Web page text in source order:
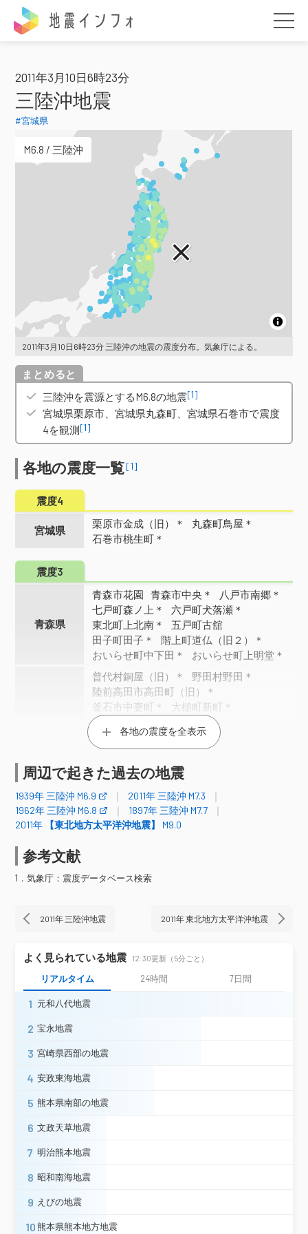
2011年3月10日6時23分
三陸沖地震
#宮城県
M6.8 / 三陸沖
2011年3月10日6時23分 三陸沖の地震の震度分布。気象庁による。
概要
三陸沖を震源とするM6.8の地震[1]
宮城県栗原市、宮城県丸森町、宮城県石巻市で震度
4を観測[1]
各地の震度一覧[1]
震度4
宮城県
栗原市金成（旧）＊
丸森町鳥屋＊
石巻市桃生町＊
震度3
青森県
青森市花園 青森市中央＊
八戸市南郷＊
七戸町森ノ上＊
六戸町犬落瀬＊
東北町上北南＊
五戸町古舘
田子町田子＊
階上町道仏（旧２）＊
おいらせ町中下田＊
おいらせ町上明堂＊
岩手県
普代村銅屋（旧）＊
野田村野田＊
陸前高田市高田町（旧）＊
釜石市中妻町＊
大槌町新町＊
盛岡市山王町
盛岡市薮川＊
盛岡市渋民＊ 二戸市福岡
二戸市石切所（旧）＊ 二戸市浄法寺町＊
八幡平市田頭＊ 矢巾町南矢幅（旧）＊
紫波町日詰＊
滝沢市鵜飼＊
花巻市石鳥谷町＊ 花巻市材木町（旧）＊
北上市柳原町 北上市相去町＊
遠野市松崎町＊ 一関市花泉町（旧）＊
奥州市胆沢区（旧）＊
涌谷町新町裏
栗原市栗駒
栗原市高清水（旧）＊
栗原市志波姫（旧）＊
登米市迫町＊
南三陸町歌津（旧）＊
大崎市松山＊
石巻市前谷地＊
各地の震度を全表示
周辺で起きた過去の地震
1939年 三陸沖 M6.9
2011年 三陸沖 M7.3
1962年 三陸沖 M6.8
1897年 三陸沖 M7.7
2011年
【東北地方太平洋沖地震】 M9.0
参考文献
1．気象庁：震度データベース検索
2011年 三陸沖地震 2011年 東北地方太平洋沖地震
よく見られている地震 12:30更新（5分ごと）
リアルタイム 24時間 7日間
1 元和八代地震
2 宝永地震
3 宮崎県西部の地震
4 安政東海地震
5 熊本県南部の地震
6 文政天草地震
7 明治熊本地震
8 昭和南海地震
9 えびの地震
10 熊本県熊本地方地震